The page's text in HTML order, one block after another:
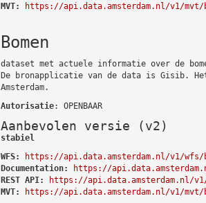
MVT:
https://api.data.amsterdam.nl/v1/mvt/
Bomen
dataset met actuele informatie over de
De bronapplicatie van de data is Gisib. Het
Amsterdam.
Autorisatie: OPENBAAR
Aanbevolen versie (v2)
stabiel
WFS:
https://api.data.amsterdam.nl/v1/wfs/
Documentation:
https://
REST API:
https://api.data.amsterdam.nl/v1/
MVT:
https://api.data.amsterdam.nl/v1/mvt/